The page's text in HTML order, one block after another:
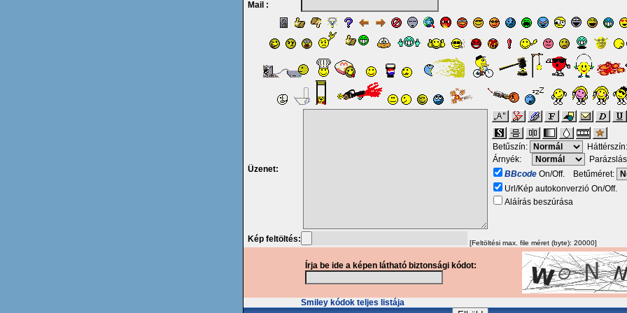
Mail :
Üzenet:
Betűszín:
Árnyék:
BBcodeOn/Off. Betűméret:
Url/Kép autokonverzió On/Off.
Aláírás beszúrása
Kép feltöltés: [Feltöltési max. file méret (byte): 20000]
Írja be ide a képen látható biztonsági kódot:
Smiley kódok teljes listája